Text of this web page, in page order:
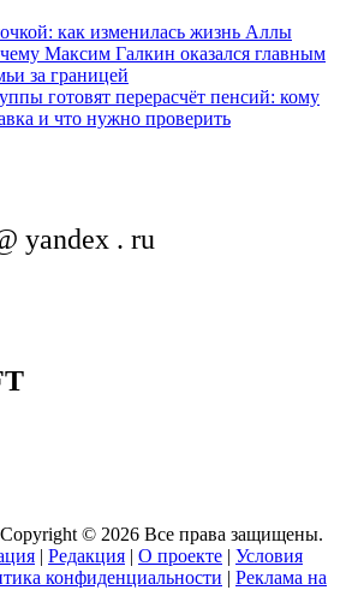
как изменилась жизнь Аллы
Максим Галкин оказался главным
за границей
готовят перерасчёт пенсий: кому
и что нужно проверить
yandex . ru
© 2026 Все права защищены.
| Редакция | О проекте | Условия
конфиденциальности | Реклама на